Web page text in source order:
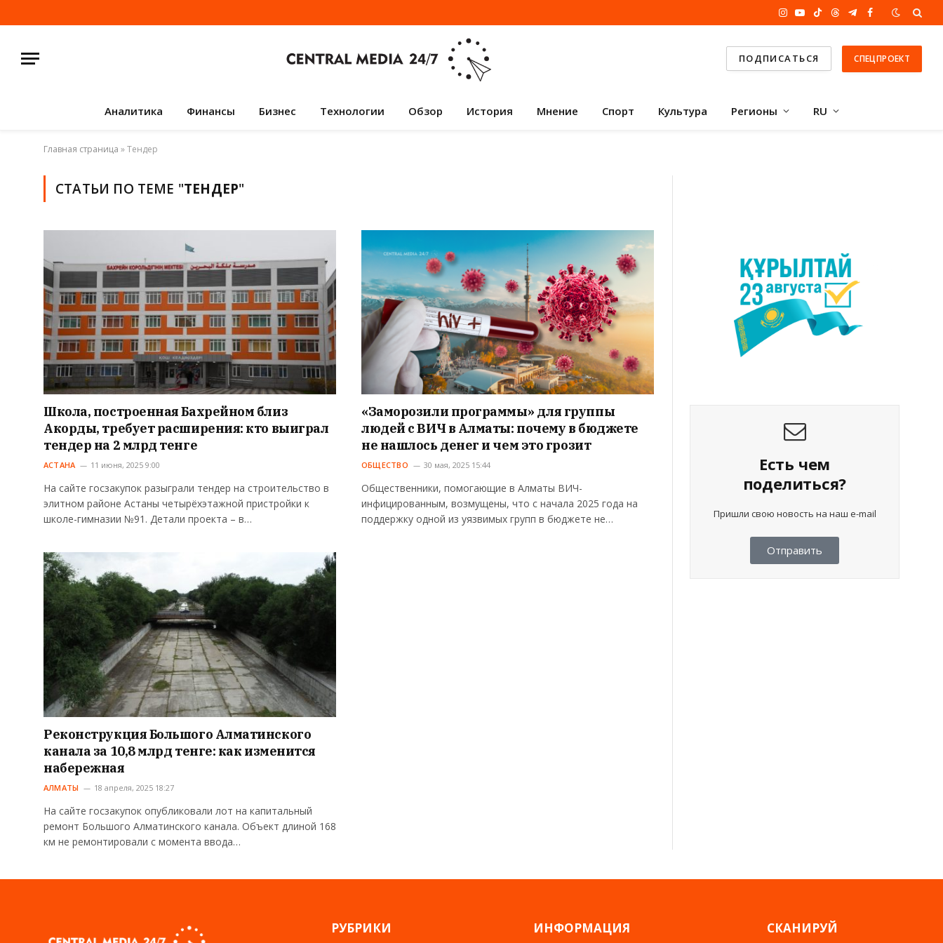
Instagram
YouTube
TikTokThreadsTelegram
Facebook
ПОДПИСАТЬСЯ СПЕЦПРОЕКТ
Аналитика Финансы Бизнес Технологии Обзор История Мнение Спорт Культура Регионы RU
Главная страница »Тендер
СТАТЬИ ПО ТЕМЕ "ТЕНДЕР"
Школа, построенная Бахрейном близ
Акорды, требует расширения: кто выиграл
тендер на 2 млрд тенге
АСТАНА 11 июня, 2025 9:00
На сайте госзакупок разыграли тендер на строительство в
элитном районе Астаны четырёхэтажной пристройки к
школе-гимназии №91. Детали проекта – в…
«Заморозили программы» для группы
людей с ВИЧ в Алматы: почему в бюджете
не нашлось денег и чем это грозит
ОБЩЕСТВО 30 мая, 2025 15:44
Общественники, помогающие в Алматы ВИЧ-
инфицированным, возмущены, что с начала 2025 года на
поддержку одной из уязвимых групп в бюджете не…
Реконструкция Большого Алматинского
канала за 10,8 млрд тенге: как изменится
набережная
АЛМАТЫ 18 апреля, 2025 18:27
На сайте госзакупок опубликовали лот на капитальный
ремонт Большого Алматинского канала. Объект длиной 168
км не ремонтировали с момента ввода…
Есть чем
поделиться?
Пришли свою новость на наш e-mail
Отправить
РУБРИКИ ИНФОРМАЦИЯ СКАНИРУЙ